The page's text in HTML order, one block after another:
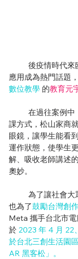
應用成為熱門話題
數位教學 的教育元
課方式，松山家商
眼鏡，讓學生能看
運作狀態，使學生
解、吸收老師講述
奧妙。
也為了鼓勵台灣創
Meta 攜手台北市
於 2023 年 4 月 22
於台北三創生活園
AR 黑客松」。